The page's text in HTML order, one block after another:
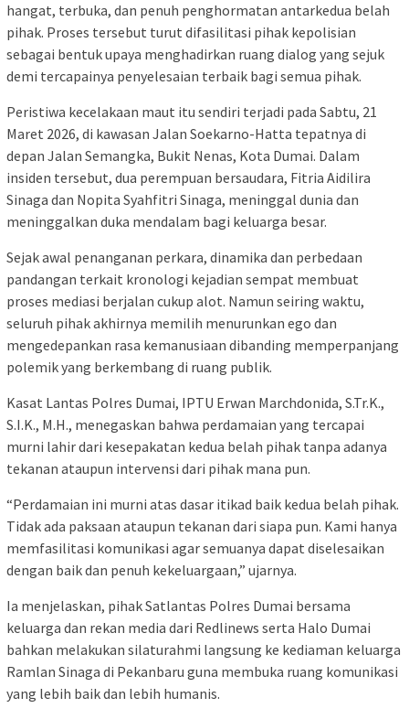
hangat, terbuka, dan penuh penghormatan antarkedua belah
pihak. Proses tersebut turut difasilitasi pihak kepolisian
sebagai bentuk upaya menghadirkan ruang dialog yang sejuk
demi tercapainya penyelesaian terbaik bagi semua pihak.
Peristiwa kecelakaan maut itu sendiri terjadi pada Sabtu, 21
Maret 2026, di kawasan Jalan Soekarno-Hatta tepatnya di
depan Jalan Semangka, Bukit Nenas, Kota Dumai. Dalam
insiden tersebut, dua perempuan bersaudara, Fitria Aidilira
Sinaga dan Nopita Syahfitri Sinaga, meninggal dunia dan
meninggalkan duka mendalam bagi keluarga besar.
Sejak awal penanganan perkara, dinamika dan perbedaan
pandangan terkait kronologi kejadian sempat membuat
proses mediasi berjalan cukup alot. Namun seiring waktu,
seluruh pihak akhirnya memilih menurunkan ego dan
mengedepankan rasa kemanusiaan dibanding memperpanjang
polemik yang berkembang di ruang publik.
Kasat Lantas Polres Dumai, IPTU Erwan Marchdonida, S.Tr.K.,
S.I.K., M.H., menegaskan bahwa perdamaian yang tercapai
murni lahir dari kesepakatan kedua belah pihak tanpa adanya
tekanan ataupun intervensi dari pihak mana pun.
“Perdamaian ini murni atas dasar itikad baik kedua belah pihak.
Tidak ada paksaan ataupun tekanan dari siapa pun. Kami hanya
memfasilitasi komunikasi agar semuanya dapat diselesaikan
dengan baik dan penuh kekeluargaan,” ujarnya.
Ia menjelaskan, pihak Satlantas Polres Dumai bersama
keluarga dan rekan media dari Redlinews serta Halo Dumai
bahkan melakukan silaturahmi langsung ke kediaman keluarga
Ramlan Sinaga di Pekanbaru guna membuka ruang komunikasi
yang lebih baik dan lebih humanis.